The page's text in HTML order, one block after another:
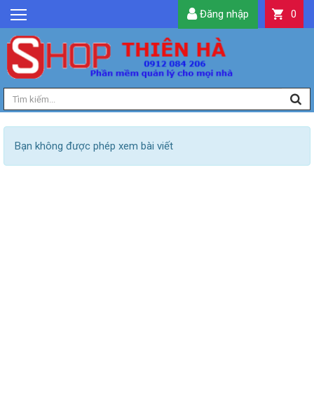
GIỚI THIỆU
TIN TỨC
SẢN PHẨM
DỊCH VỤ
TIỆN ÍCH
0
Đăng nhập
Bạn không được phép xem bài viết